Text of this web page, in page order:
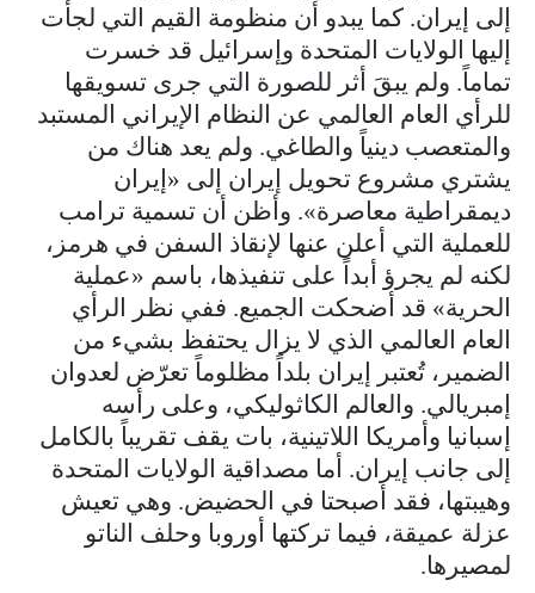
إلى إيران. كما يبدو أن منظومة القيم التي لجأت
إليها الولايات المتحدة وإسرائيل قد خسرت
تماماً. ولم يبقَ أثر للصورة التي جرى تسويقها
للرأي العام العالمي عن النظام الإيراني المستبد
والمتعصب دينياً والطاغي. ولم يعد هناك من
يشتري مشروع تحويل إيران إلى «إيران
ديمقراطية معاصرة». وأظن أن تسمية ترامب
للعملية التي أعلن عنها لإنقاذ السفن في هرمز،
لكنه لم يجرؤ أبداً على تنفيذها، باسم «عملية
الحرية» قد أضحكت الجميع. ففي نظر الرأي
العام العالمي الذي لا يزال يحتفظ بشيء من
الضمير، تُعتبر إيران بلداً مظلوماً تعرّض لعدوان
إمبريالي. والعالم الكاثوليكي، وعلى رأسه
إسبانيا وأمريكا اللاتينية، بات يقف تقريباً بالكامل
إلى جانب إيران. أما مصداقية الولايات المتحدة
وهيبتها، فقد أصبحتا في الحضيض. وهي تعيش
عزلة عميقة، فيما تركتها أوروبا وحلف الناتو
لمصيرها.